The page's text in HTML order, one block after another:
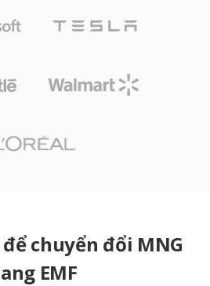
chuyển đổi MNG
EMF